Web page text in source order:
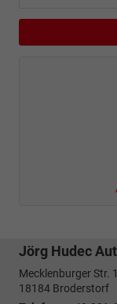
Jörg Hudec
Mecklenburger Str.
18184 Broderstorf